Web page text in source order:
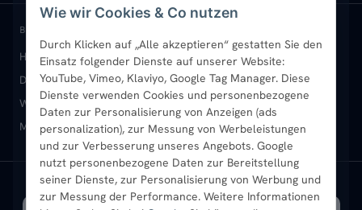
Wie wir Cookies & Co nutzen
Durch Klicken auf „Alle akzeptieren“ gestatten Sie den
Einsatz folgender Dienste auf unserer Website:
YouTube, Vimeo, Klaviyo, Google Tag Manager. Diese
Dienste verwenden Cookies und personenbezogene
Daten zur Personalisierung von Anzeigen (ads
personalization), zur Messung von Werbeleistungen
und zur Verbesserung unseres Angebots. Google
nutzt personenbezogene Daten zur Bereitstellung
seiner Dienste, zur Personalisierung von Werbung und
zur Messung der Performance. Weitere Informationen
Paneelheizkörper
Vertikal-Heizkörper
Heizkörper-Zubehör
Rückgabe & Widerruf
Garantie & Gewährleistung
Montageservice vor Ort
Sendung verfolgen
Standort & Abholung Jüchen
B2B-Kunden
Karriere
Ratgeber
Bestpreisgarantie
Anmelden / Mein Konto
Merkliste
Newsletter
Aktuelle Angebote
BELIEBTE KATEGORIEN
Heizkörper kaufenBadheizkörperHandtuchheizkörper
Design-HeizkörperPaneelheizkörperVertikal-Heizkörper
Wandheizkörper Wohnraum-Heizkörper Badheizkörper Schwarz
Mischbetrieb-HeizkörperHeizkörper-ZubehörAktuelle Angebote
VERSAND MIT